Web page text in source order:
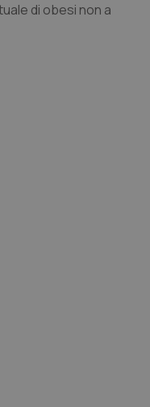
Collo
di obesi non a